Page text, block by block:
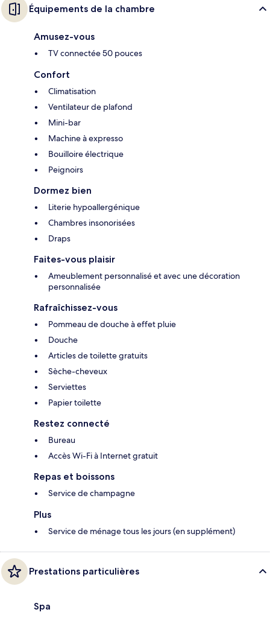
Équipements de la chambre
Amusez-vous
TV connectée 50 pouces
Confort
Climatisation
Ventilateur de plafond
Mini-bar
Machine à expresso
Bouilloire électrique
Peignoirs
Dormez bien
Literie hypoallergénique
Chambres insonorisées
Draps
Faites-vous plaisir
Ameublement personnalisé et avec une décoration
personnalisée
Rafraîchissez-vous
Pommeau de douche à effet pluie
Douche
Articles de toilette gratuits
Sèche-cheveux
Serviettes
Papier toilette
Restez connecté
Bureau
Accès Wi-Fi à Internet gratuit
Repas et boissons
Service de champagne
Plus
Service de ménage tous les jours (en supplément)
Prestations particulières
Spa